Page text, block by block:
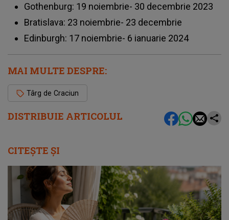
DISTRIBUIE ARTICOLUL
Gothenburg: 19 noiembrie- 30 decembrie 2023
Bratislava: 23 noiembrie- 23 decembrie
Edinburgh: 17 noiembrie- 6 ianuarie 2024
MAI MULTE DESPRE:
Târg de Craciun
CITEȘTE ȘI